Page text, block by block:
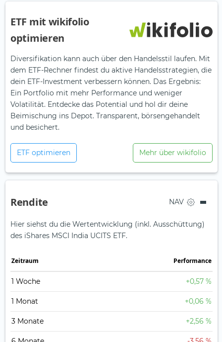
ETF mit wikifolio
optimieren
Diversifikation kann auch über den Handelsstil laufen. Mit
dem ETF-Rechner findest du aktive Handelsstrategien, die
dein ETF-Investment verbessern können. Das Ergebnis:
Ein Portfolio mit mehr Performance und weniger
Volatilität. Entdecke das Potential und hol dir deine
Beimischung ins Depot. Transparent, börsengehandelt
und besichert.
ETF optimieren Mehr über wikifolio
Rendite NAV
Hier siehst du die Wertentwicklung (inkl. Ausschüttung)
des iShares MSCI India UCITS ETF.
Zeit­raum Perfor­mance
1 Woche +0,57 %
1 Monat +0,06 %
3 Monate +2,56 %